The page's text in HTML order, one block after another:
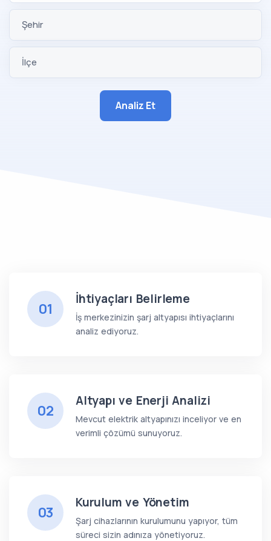
Şehir
İlçe
Analiz Et
01
İhtiyaçları Belirleme
İş merkezinizin şarj altyapısı ihtiyaçlarını
analiz ediyoruz.
02
Altyapı ve Enerji Analizi
Mevcut elektrik altyapınızı inceliyor ve en
verimli çözümü sunuyoruz.
03
Kurulum ve Yönetim
Şarj cihazlarının kurulumunu yapıyor, tüm
süreci sizin adınıza yönetiyoruz.